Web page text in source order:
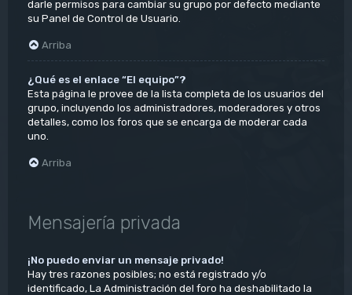
darle permisos para cambiar su grupo por defecto mediante
su Panel de Control de Usuario.
Arriba
¿Qué es el enlace “El equipo”?
Esta página le provee de la lista completa de los usuarios del
grupo, incluyendo los administradores, moderadores y otros
detalles, como los foros que se encarga de moderar cada
uno.
Arriba
Mensajería privada
¡No puedo enviar un mensaje privado!
Hay tres razones posibles; no está registrado y/o
identificado, La Administración del foro ha deshabilitado la